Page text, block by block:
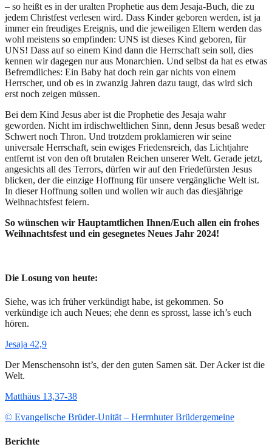
– so heißt es in der uralten Prophetie aus dem Jesaja-Buch, die zu
jedem Christfest verlesen wird. Dass Kinder geboren werden, ist ja
immer ein freudiges Ereignis, und die jeweiligen Eltern werden das
wohl meistens so empfinden: UNS ist dieses Kind geboren, für
UNS! Dass auf so einem Kind dann die Herrschaft sein soll, dies
kennen wir dagegen nur aus Monarchien. Und selbst da hat es etwas
Befremdliches: Ein Baby hat doch rein gar nichts von einem
Herrscher, und ob es in zwanzig Jahren dazu taugt, das wird sich
erst noch zeigen müssen.
Bei dem Kind Jesus aber ist die Prophetie des Jesaja wahr
geworden. Nicht im irdischweltlichen Sinn, denn Jesus besaß weder
Schwert noch Thron. Und trotzdem proklamieren wir seine
universale Herrschaft, sein ewiges Friedensreich, das Lichtjahre
entfernt ist von den oft brutalen Reichen unserer Welt. Gerade jetzt,
angesichts all des Terrors, dürfen wir auf den Friedefürsten Jesus
blicken, der die einzige Hoffnung für unsere vergängliche Welt ist.
In dieser Hoffnung sollen und wollen wir auch das diesjährige
Weihnachtsfest feiern.
So wünschen wir Hauptamtlichen Ihnen/Euch allen ein frohes
Weihnachtsfest und ein gesegnetes Neues Jahr 2024!
Die Losung von heute:
Siehe, was ich früher verkündigt habe, ist gekommen. So
verkündige ich auch Neues; ehe denn es sprosst, lasse ich’s euch
hören.
Jesaja 42,9
Der Menschensohn ist’s, der den guten Samen sät. Der Acker ist die
Welt.
Matthäus 13,37-38
© Evangelische Brüder-Unität – Herrnhuter Brüdergemeine
Berichte